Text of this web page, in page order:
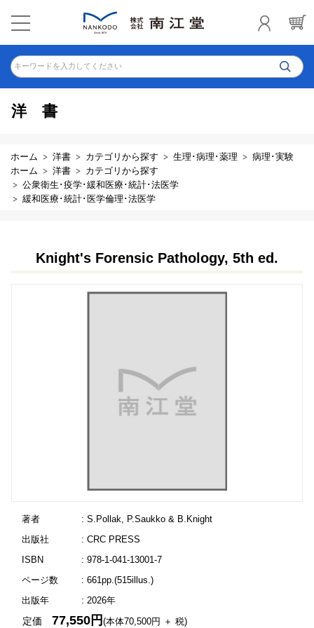
キーワードを入力してください
洋書
ホーム 洋書 カテゴリから探す 生理･病理･薬理
病理･実験
ホーム
洋書
カテゴリから探す
公衆衛生･疫学･緩和医療･統計･法医学
緩和医療･統計･医学倫理･法医学
Knight's Forensic Pathology, 5th ed.
著者
: S.Pollak, P.Saukko & B.Knight
出版社
: CRC PRESS
ISBN
: 978-1-041-13001-7
ページ数
: 661pp.(515illus.)
出版年
: 2026年
定価77,550円(本体70,500円 ＋ 税)